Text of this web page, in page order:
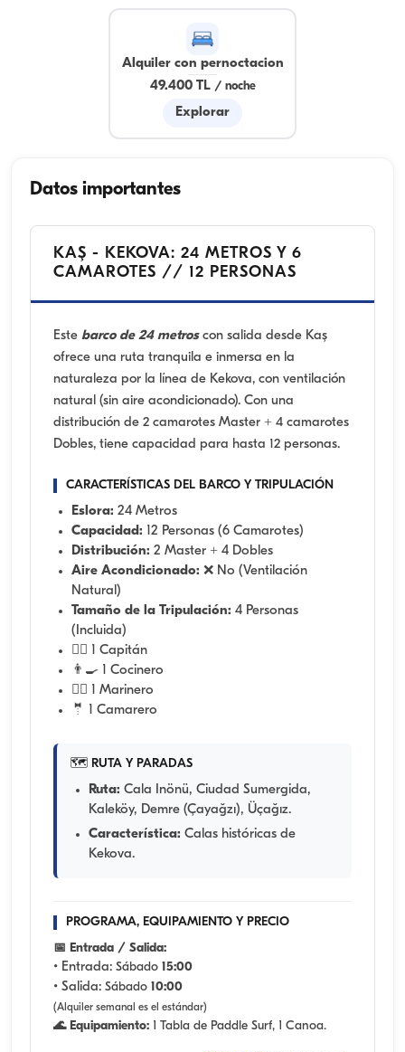
Alquiler con pernoctacion
49.400 TL/ noche
Explorar
Datos importantes
KAŞ - KEKOVA: 24 METROS Y 6
CAMAROTES // 12 PERSONAS
Este barco de 24 metroscon salida desde Kaş
ofrece una ruta tranquila e inmersa en la
naturaleza por la línea de Kekova, con ventilación
natural (sin aire acondicionado). Con una
distribución de 2 camarotes Master + 4 camarotes
Dobles, tiene capacidad para hasta 12 personas.
CARACTERÍSTICAS DEL BARCO Y TRIPULACIÓN
Eslora: 24 Metros
Capacidad: 12 Personas (6 Camarotes)
Distribución: 2 Master + 4 Dobles
Aire Acondicionado: ❌ No (Ventilación
Natural)
Tamaño de la Tripulación: 4 Personas
(Incluida)
👨‍✈️ 1 Capitán
👨‍🍳 1 Cocinero
🧑‍✈️ 1 Marinero
🤵 1 Camarero
🗺️ RUTA Y PARADAS
Ruta: Cala Inönü, Ciudad Sumergida,
Kaleköy, Demre (Çayağzı), Üçağız.
Característica: Calas históricas de
Kekova.
PROGRAMA, EQUIPAMIENTO Y PRECIO
📅 Entrada / Salida:
• Entrada: Sábado 15:00
• Salida: Sábado 10:00
(Alquiler semanal es el estándar)
🌊 Equipamiento: 1 Tabla de Paddle Surf, 1 Canoa.